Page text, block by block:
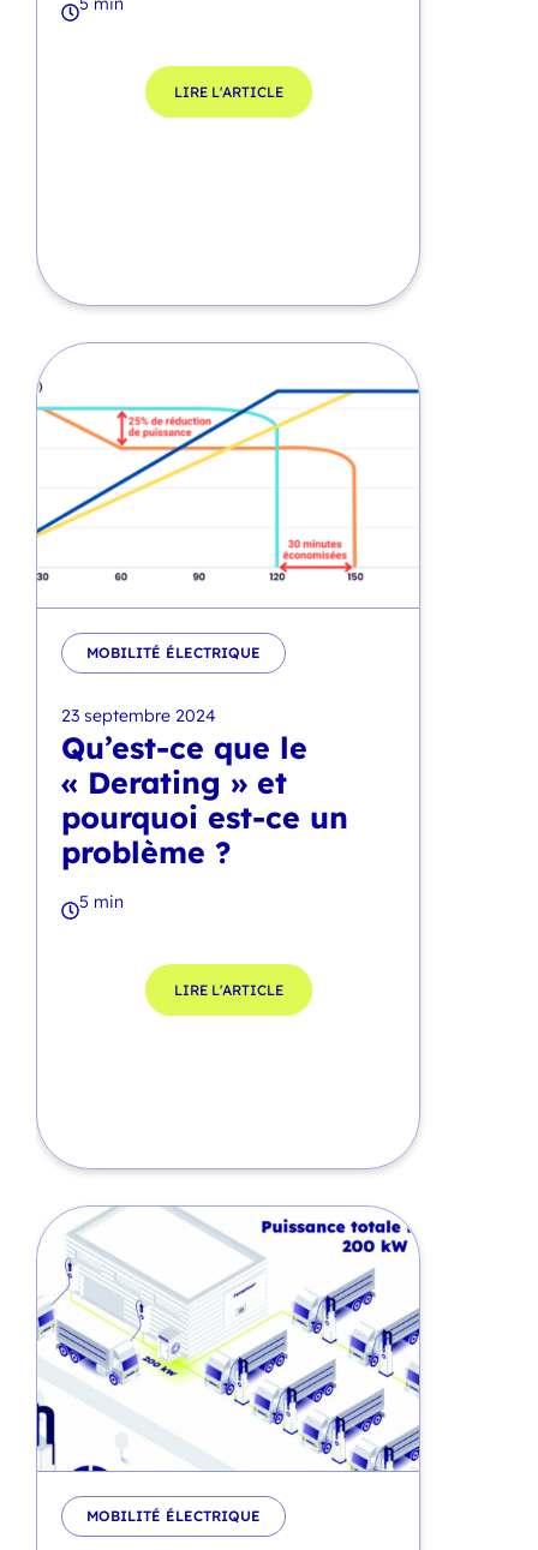
LIRE L'ARTICLE
MOBILITÉ ÉLECTRIQUE
23 septembre 2024
Qu’est-ce que le
« Derating » et
pourquoi est-ce un
problème ?
5 min
LIRE L'ARTICLE
MOBILITÉ ÉLECTRIQUE